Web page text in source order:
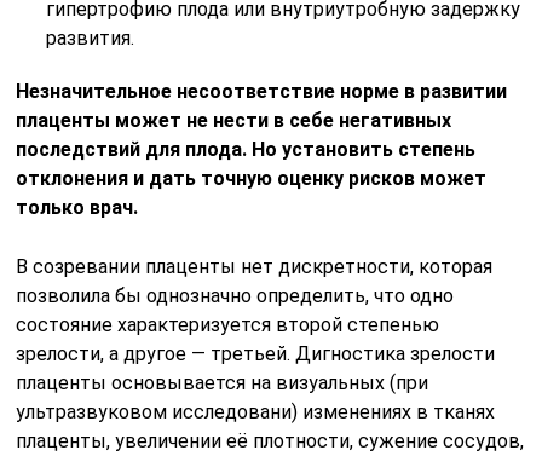
гипертрофию плода или внутриутробную задержку
развития.
Незначительное несоответствие норме в развитии
плаценты может не нести в себе негативных
последствий для плода. Но установить степень
отклонения и дать точную оценку рисков может
только врач.
В созревании плаценты нет дискретности, которая
позволила бы однозначно определить, что одно
состояние характеризуется второй степенью
зрелости, а другое — третьей. Дигностика зрелости
плаценты основывается на визуальных (при
ультразвуковом исследовани) изменениях в тканях
плаценты, увеличении её плотности, сужение сосудов,